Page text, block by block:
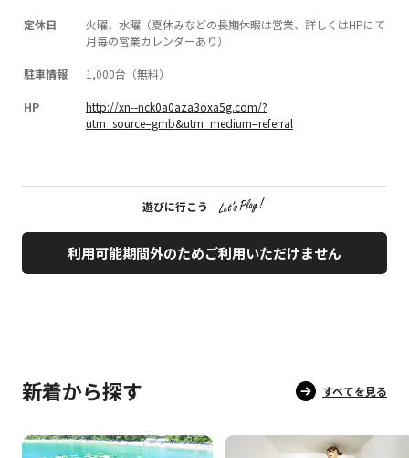
定休日
火曜、水曜（夏休みなどの長期休暇は営業、詳しくはHPにて
月毎の営業カレンダーあり）
駐車情報 1,000台（無料）
HP
http://xn--nck0a0aza3oxa5g.com/?
utm_source=gmb&utm_medium=referral
遊びに行こう
利用可能期間外のためご利用いただけません
新着から探す すべてを見る